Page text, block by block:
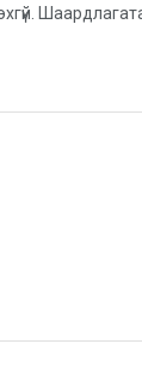
хийх,
УНТЭ-ийн